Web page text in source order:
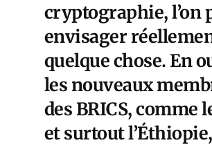
cryptographie, l’on
envisager
quelque chose. En
les nouveaux
des BRICS, comme
et surtout